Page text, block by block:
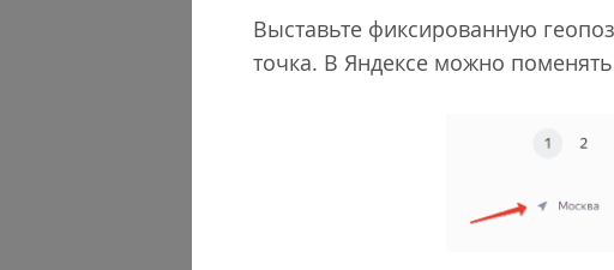
Выставьте фиксированную
точка. В Яндексе можно